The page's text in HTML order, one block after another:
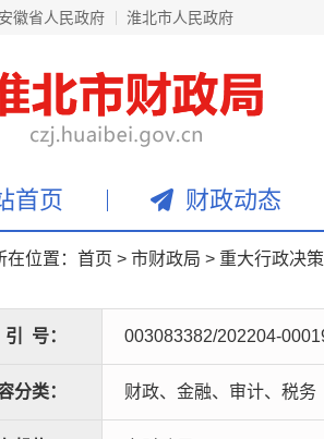
安徽省人民政府 淮北市人民政府
首页 财政动态
位置： 首页 > 市财政局 > 重大行政决
引 号： 003083382/202204-
分类： 财政、金融、审计、税务